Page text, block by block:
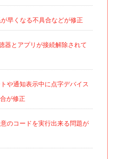
早くなる不具合などが修正
器とアプリが接続解除されて
や通知表示中に点字デバイス
が修正
のコードを実行出来る問題が